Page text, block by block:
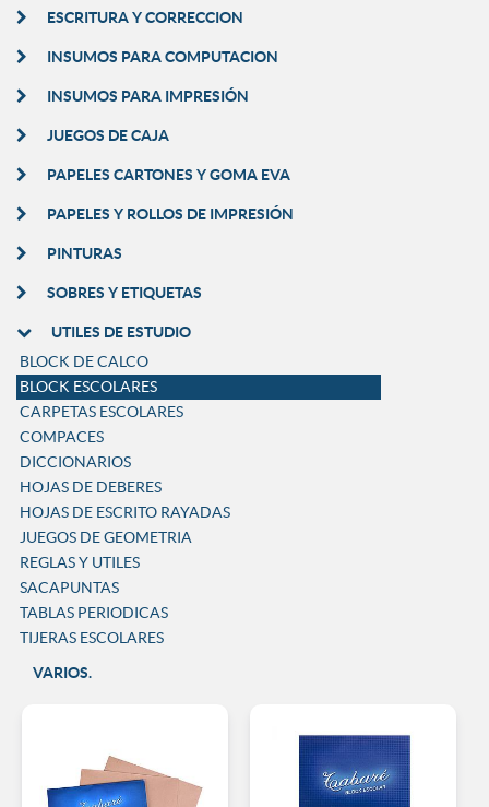
ESCRITURA Y CORRECCION
INSUMOS PARA COMPUTACION
INSUMOS PARA IMPRESIÓN
JUEGOS DE CAJA
PAPELES CARTONES Y GOMA EVA
PAPELES Y ROLLOS DE IMPRESIÓN
PINTURAS
SOBRES Y ETIQUETAS
UTILES DE ESTUDIO
BLOCK DE CALCO
BLOCK ESCOLARES
CARPETAS ESCOLARES
COMPACES
DICCIONARIOS
HOJAS DE DEBERES
HOJAS DE ESCRITO RAYADAS
JUEGOS DE GEOMETRIA
REGLAS Y UTILES
SACAPUNTAS
TABLAS PERIODICAS
TIJERAS ESCOLARES
VARIOS.